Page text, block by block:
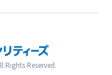
Rights Reserved.